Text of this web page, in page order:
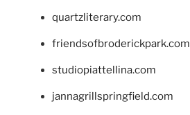
quartzliterary.com
friendsofbroderickpark.com
studiopiattellina.com
jannagrillspringfield.com